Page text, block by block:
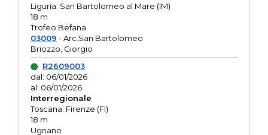
Liguria: San Bartolomeo al Mare (IM)
18 m
Trofeo Befana
03009 - Arc.San Bartolomeo
Briozzo, Giorgio
R2609003
dal: 06/01/2026
al: 06/01/2026
Interregionale
Toscana: Firenze (FI)
18 m
Ugnano